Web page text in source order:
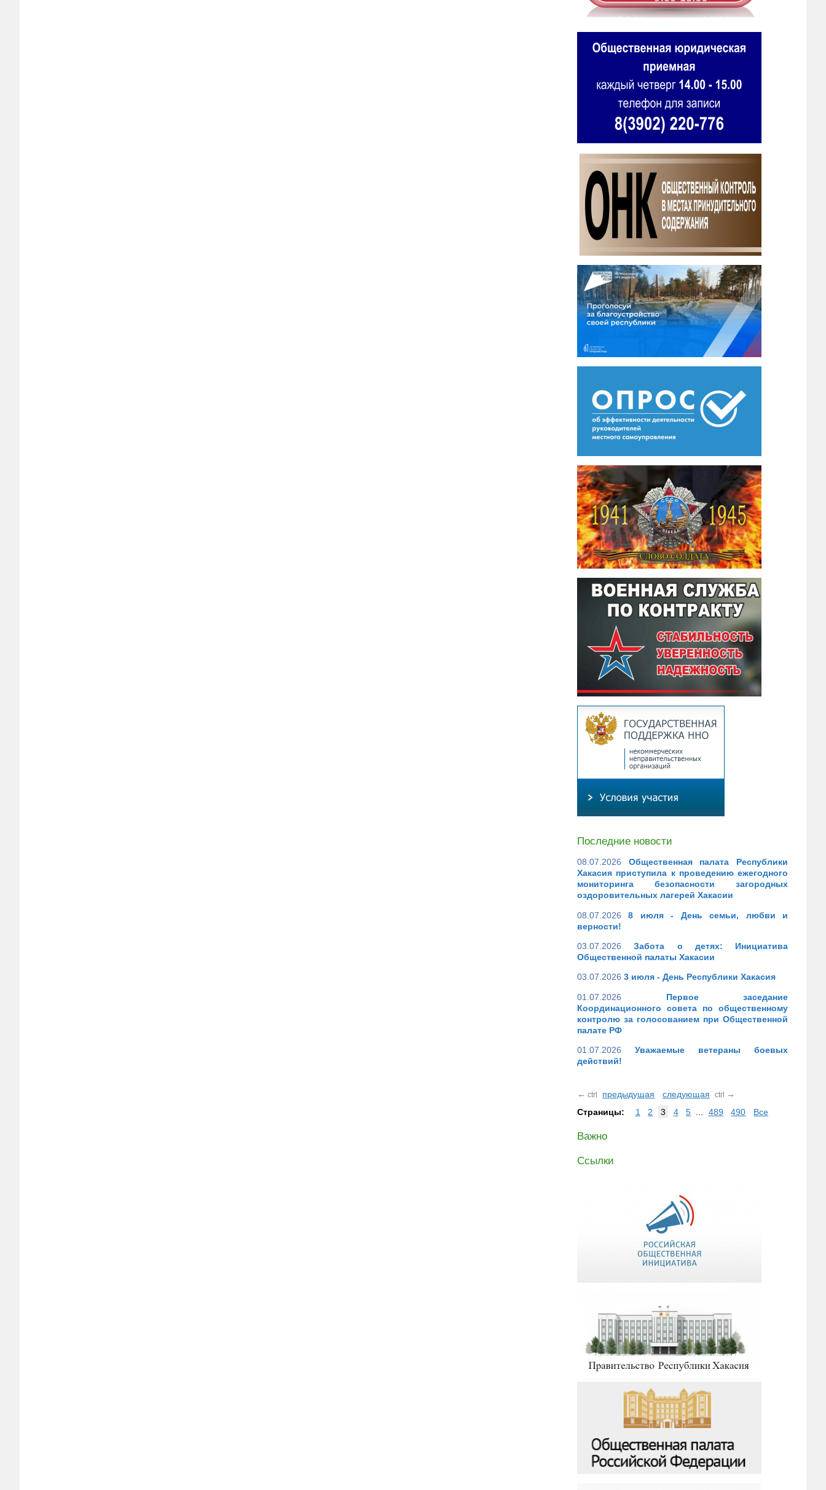
Последние новости
08.07.2026
Общественная палата Республики
Хакасия приступила к проведению ежегодного
мониторинга безопасности загородных
оздоровительных лагерей Хакасии
08.07.2026
8 июля - День семьи, любви и
верности!
03.07.2026
Забота о детях: Инициатива
Общественной палаты Хакасии
03.07.2026 3 июля - День Республики Хакасия
01.07.2026
Первое заседание
Координационного совета по общественному
контролю за голосованием при Общественной
палате РФ
01.07.2026
Уважаемые ветераны боевых
действий!
← ctrl предыдущая следующая ctrl →
Страницы:
1 2 3 4 5 489 490 Все
Важно
Ссылки